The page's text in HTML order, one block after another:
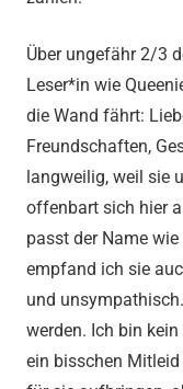
Über ungefähr 2/3
Leser*in wie
die Wand fährt:
Freundschaften,
langweilig, weil sie
offenbart sich hier
passt der Name
empfand ich sie
und
werden. Ich bin
ein bisschen